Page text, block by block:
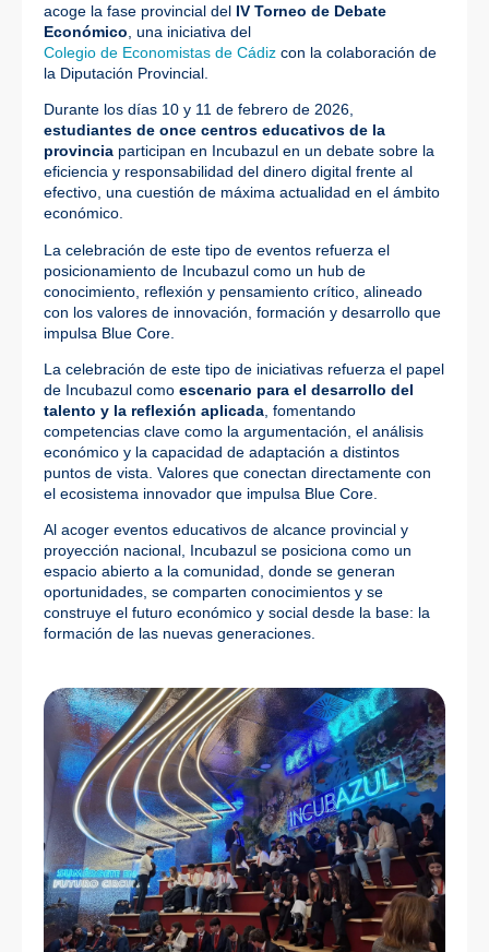
acoge la fase provincial del IV Torneo de Debate
Económico , una iniciativa del
Colegio de Economistas de Cádiz con la colaboración de
la Diputación Provincial.
Durante los días 10 y 11 de febrero de 2026,
estudiantes de once centros educativos de la
provincia participan en Incubazul en un debate sobre la
eficiencia y responsabilidad del dinero digital frente al
efectivo, una cuestión de máxima actualidad en el ámbito
económico.
La celebración de este tipo de eventos refuerza el
posicionamiento de Incubazul como un hub de
conocimiento, reflexión y pensamiento crítico, alineado
con los valores de innovación, formación y desarrollo que
impulsa Blue Core.
La celebración de este tipo de iniciativas refuerza el papel
de Incubazul como escenario para el desarrollo del
talento y la reflexión aplicada , fomentando
competencias clave como la argumentación, el análisis
económico y la capacidad de adaptación a distintos
puntos de vista. Valores que conectan directamente con
el ecosistema innovador que impulsa Blue Core.
Al acoger eventos educativos de alcance provincial y
proyección nacional, Incubazul se posiciona como un
espacio abierto a la comunidad, donde se generan
oportunidades, se comparten conocimientos y se
construye el futuro económico y social desde la base: la
formación de las nuevas generaciones.